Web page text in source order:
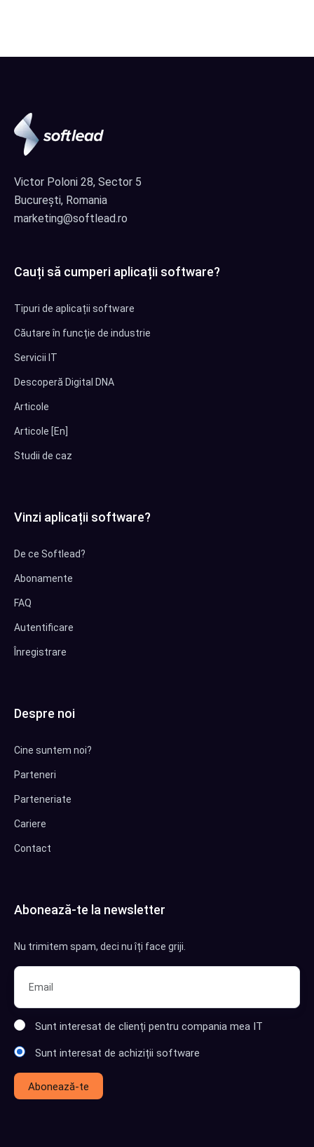
Victor Poloni 28, Sector 5
București, Romania
marketing@softlead.ro
Cauți să cumperi aplicații software?
Tipuri de aplicații software
Căutare în funcție de industrie
Servicii IT
Descoperă Digital DNA
Articole
Articole [En]
Studii de caz
Vinzi aplicații software?
De ce Softlead?
Abonamente
FAQ
Autentificare
Înregistrare
Despre noi
Cine suntem noi?
Parteneri
Parteneriate
Cariere
Contact
Abonează-te la newsletter
Nu trimitem spam, deci nu îți face griji.
Sunt interesat de clienți pentru compania mea IT
Sunt interesat de achiziții software
Abonează-te